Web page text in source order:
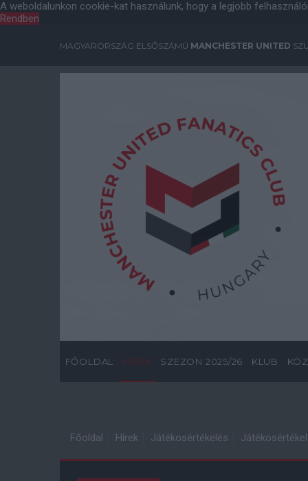
A weboldalunkon cookie-kat használunk, hogy a legjobb
Rendben
MAGYARORSZÁG ELSŐSZÁMÚ MANCHESTER UNITED
FŐOLDAL HÍREK SZEZON 2025/26 KLUB
Főoldal Hírek Játékosértékelés